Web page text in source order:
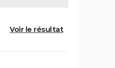
Voir le résultat